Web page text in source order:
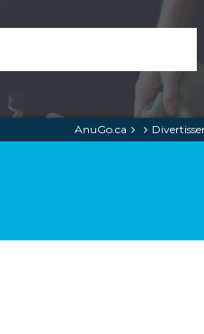
AnuGo.ca